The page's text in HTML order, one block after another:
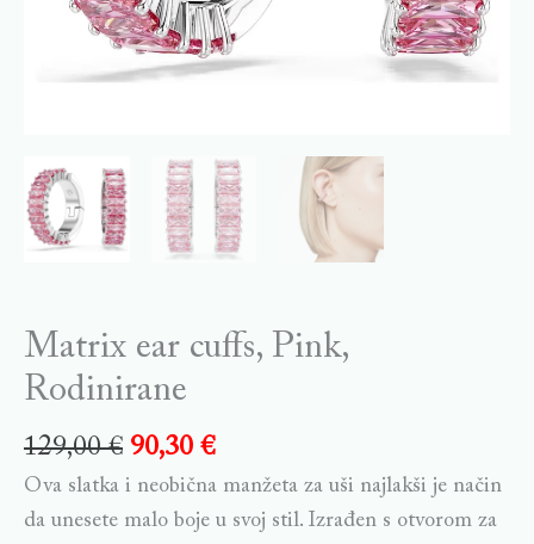
Matrix ear cuffs, Pink,
Rodinirane
129,00€ 90,30 €
Ova slatka i neobična manžeta za uši najlakši je način
da unesete malo boje u svoj stil. Izrađen s otvorom za